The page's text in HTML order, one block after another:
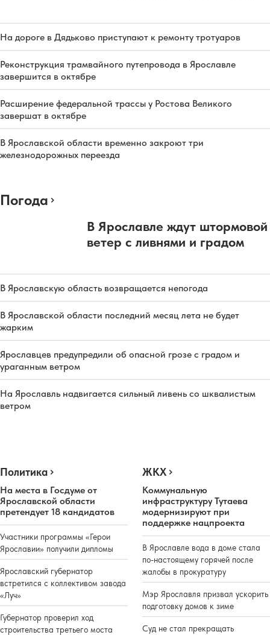
На дороге в Дядьково приступают к ремонту тротуаров
Реконструкция трамвайного путепровода в Ярославле
завершится в октябре
Расширение федеральной трассы у Ростова Великого
завершат в октябре
В Ярославской области временно закроют три
железнодорожных переезда
Погода
В Ярославле ждут штормовой
ветер с ливнями и градом
В Ярославскую область возвращается непогода
В Ярославской области последний месяц лета не будет
жарким
Ярославцев предупредили об опасной грозе с градом и
ураганным ветром
На Ярославль надвигается сильный ливень со шквалистым
ветром
Политика
На места в Госдуме от
Ярославской области
претендует 18 кандидатов
Участники программы «Герои
Ярославии» получили дипломы
Ярославский губернатор
встретился с коллективом завода
«Луч»
Губернатор проверил ход
строительства третьего моста
ЖКХ
Коммунальную
инфраструктуру Тутаева
модернизируют при
поддержке нацпроекта
В Ярославле вода в доме стала
по-настоящему горячей после
жалобы в прокуратуру
Мэр Ярославля призвал ускорить
подготовку домов к зиме
Суд не стал прекращать